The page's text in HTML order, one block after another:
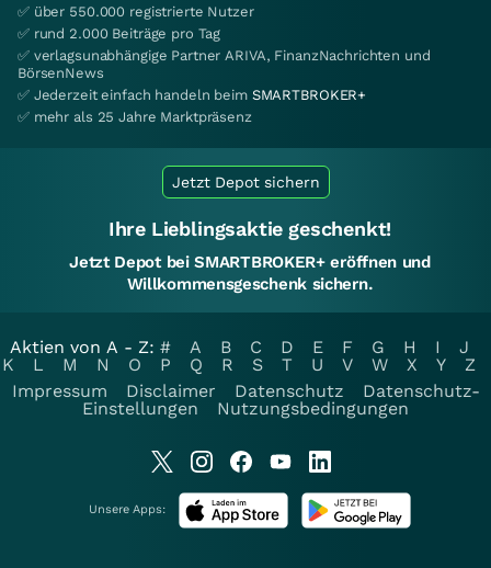
✅ über 550.000 registrierte Nutzer
✅ rund 2.000 Beiträge pro Tag
✅ verlagsunabhängige Partner ARIVA, FinanzNachrichten und
BörsenNews
✅ Jederzeit einfach handeln beim SMARTBROKER+
✅ mehr als 25 Jahre Marktpräsenz
Jetzt Depot sichern
Ihre Lieblingsaktie geschenkt!
Jetzt Depot bei SMARTBROKER+ eröffnen und
Willkommensgeschenk sichern.
Aktien von A - Z: # A B C D E F G H I
J
K
L M N O P Q R S T U V W X Y
Z
Impressum
Disclaimer Datenschutz
Datenschutz-
Einstellungen
Nutzungsbedingungen
Unsere Apps: